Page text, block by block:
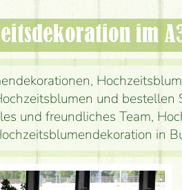
im
und bestellen
und freundliches Team,
in